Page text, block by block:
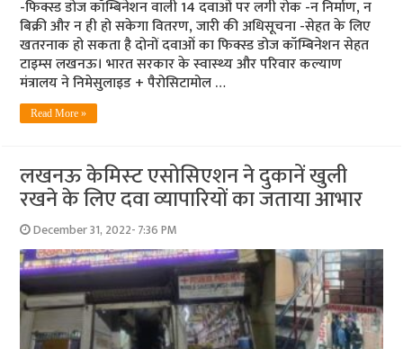
-फिक्स्ड डोज कॉम्बिनेशन वाली 14 दवाओं पर लगी रोक -न निर्माण, न
बिक्री और न ही हो सकेगा वितरण, जारी की अधिसूचना -सेहत के लिए
खतरनाक हो सकता है दोनों दवाओं का फिक्स्ड डोज कॉम्बिनेशन सेहत
टाइम्‍स लखनऊ। भारत सरकार के स्‍वास्‍थ्‍य और परिवार कल्‍याण
मंत्रालय ने निमेसुलाइड + पैरोसि‍टामोल …
Read More »
लखनऊ केमिस्‍ट एसोसिएशन ने दुकानें खुली
रखने के लिए दवा व्‍यापारियों का जताया आभार
December 31, 2022- 7:36 PM